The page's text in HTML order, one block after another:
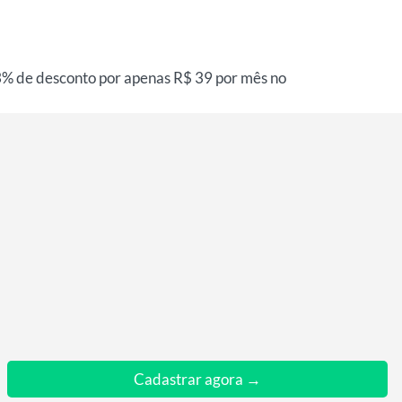
de desconto por apenas R$ 39 por mês no
Cadastrar agora →